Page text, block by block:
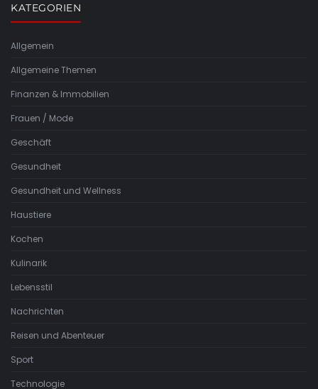
KATEGORIEN
Allgemein
Allgemeine Themen
Finanzen & Immobilien
Frauen / Mode
Geschäft
Gesundheit
Gesundheit und Wellness
Haustiere
Kochen
Kulinarik
Lebensstil
Nachrichten
Reisen und Abenteuer
Sport
Technologie